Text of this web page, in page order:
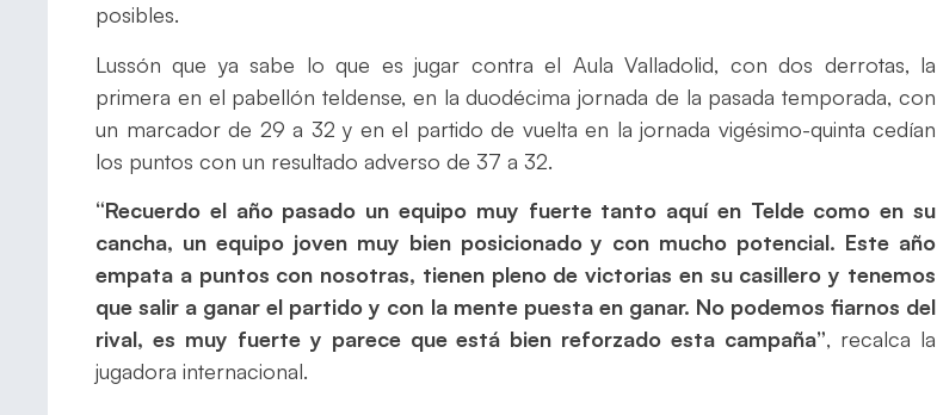
posibles.
Lussón que ya sabe lo que es jugar contra el Aula Valladolid, con dos derrotas, la
primera en el pabellón teldense, en la duodécima jornada de la pasada temporada, con
un marcador de 29 a 32 y en el partido de vuelta en la jornada vigésimo-quinta cedían
los puntos con un resultado adverso de 37 a 32.
“Recuerdo el año pasado un equipo muy fuerte tanto aquí en Telde como en su
cancha, un equipo joven muy bien posicionado y con mucho potencial. Este año
empata a puntos con nosotras, tienen pleno de victorias en su casillero y tenemos
que salir a ganar el partido y con la mente puesta en ganar. No podemos fiarnos del
rival, es muy fuerte y parece que está bien reforzado esta campaña”, recalca la
jugadora internacional.